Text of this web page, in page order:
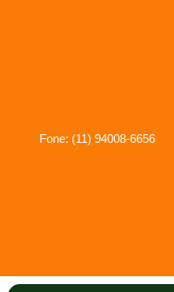
Fone: (11) 94008-6656